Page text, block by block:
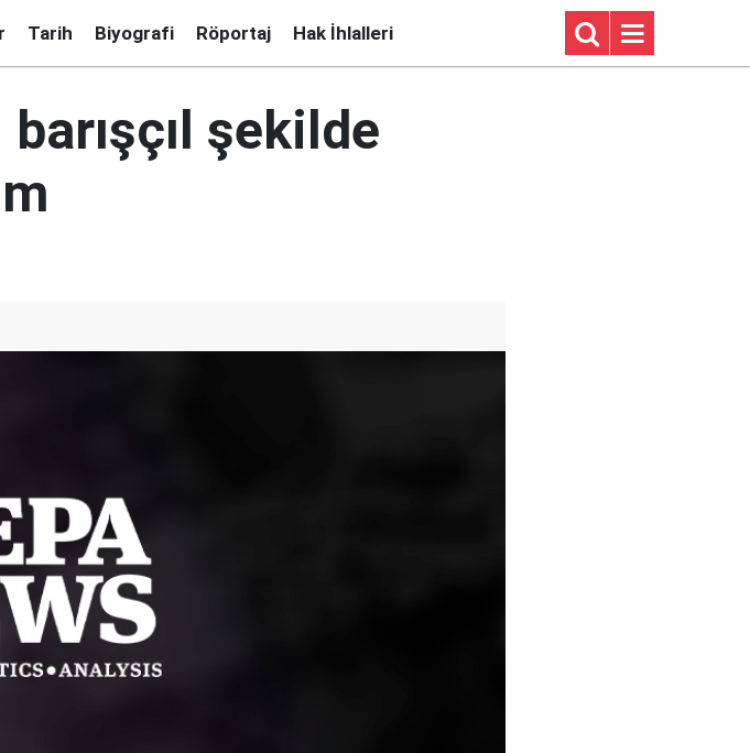
Tarih Biyografi Röportaj Hak İhlalleri
şekilde